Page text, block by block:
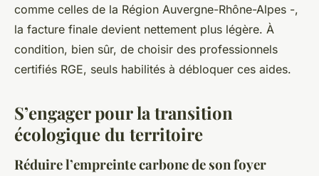
comme celles de la Région Auvergne-Rhône-Alpes -,
la facture finale devient nettement plus légère. À
condition, bien sûr, de choisir des professionnels
certifiés RGE, seuls habilités à débloquer ces aides.
S’engager pour la transition
écologique du territoire
Réduire l’empreinte carbone de son foyer